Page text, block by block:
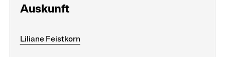
Auskunft
Liliane Feistkorn